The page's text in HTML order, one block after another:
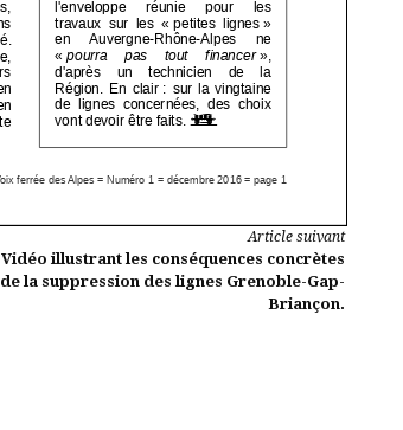
Article suivant
Vidéo illustrant les conséquences concrètes
de la suppression des lignes Grenoble-Gap-
Briançon.